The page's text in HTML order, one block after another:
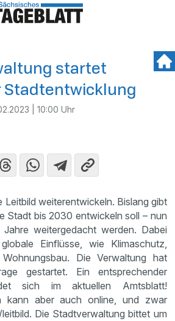
startet
Stadtentwicklung
| 10:00 Uhr
Leitbild weiterentwickeln. Bislang gibt
Stadt bis 2030 entwickeln soll – nun
weitergedacht werden. Dabei
Einflüsse, wie Klimaschutz,
Die Verwaltung hat
gestartet. Ein entsprechender
sich im aktuellen Amtsblatt!
kann aber auch online, und zwar
Die Stadtverwaltung bittet um